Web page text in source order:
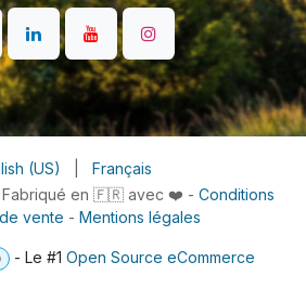
Fabriqué en 🇫🇷 avec ❤️ - Conditions
vente - Mentions légales
(US) Français
- Le #1Open Source eCommerce